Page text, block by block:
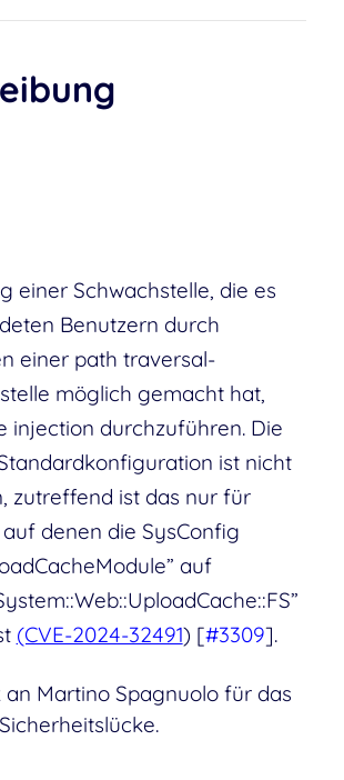
einer Schwachstelle, die es
Benutzern durch
einer path traversal-
möglich gemacht hat,
injection durchzuführen. Die
ist nicht
zutreffend ist das nur für
denen die SysConfig
auf
(CVE-2024-32491) [#3309].
Martino Spagnuolo für das